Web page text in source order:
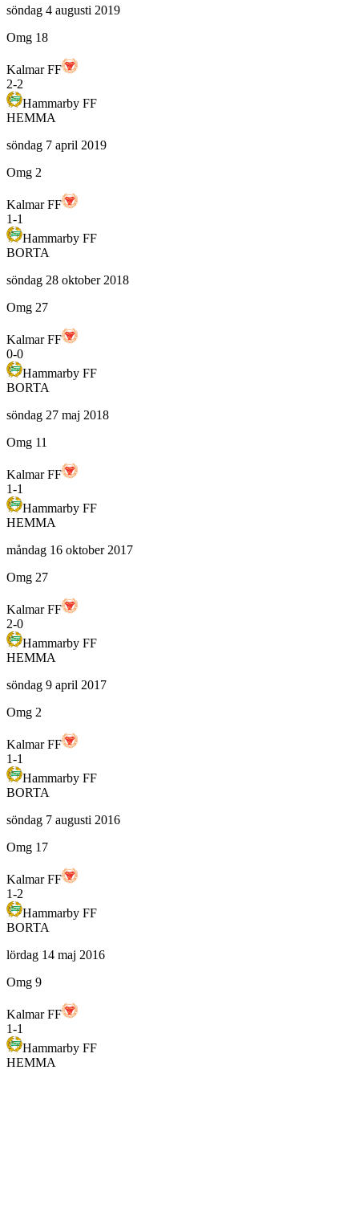
söndag 4 augusti 2019
Omg 18
Kalmar FF
2-2
Hammarby FF
HEMMA
söndag 7 april 2019
Omg 2
Kalmar FF
1-1
Hammarby FF
BORTA
söndag 28 oktober 2018
Omg 27
Kalmar FF
0-0
Hammarby FF
BORTA
söndag 27 maj 2018
Omg 11
Kalmar FF
1-1
Hammarby FF
HEMMA
måndag 16 oktober 2017
Omg 27
Kalmar FF
2-0
Hammarby FF
HEMMA
söndag 9 april 2017
Omg 2
Kalmar FF
1-1
Hammarby FF
BORTA
söndag 7 augusti 2016
Omg 17
Kalmar FF
1-2
Hammarby FF
BORTA
lördag 14 maj 2016
Omg 9
Kalmar FF
1-1
Hammarby FF
HEMMA